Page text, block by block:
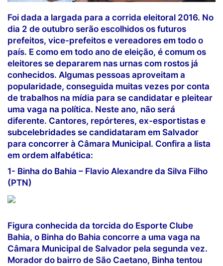
Foi dada a largada para a corrida eleitoral 2016. No
dia 2 de outubro serão escolhidos os futuros
prefeitos, vice-prefeitos e vereadores em todo o
país. E como em todo ano de eleição, é comum os
eleitores se depararem nas urnas com rostos já
conhecidos. Algumas pessoas aproveitam a
popularidade, conseguida muitas vezes por conta
de trabalhos na mídia para se candidatar e pleitear
uma vaga na política. Neste ano, não será
diferente. Cantores, repórteres, ex-esportistas e
subcelebridades se candidataram em Salvador
para concorrer à Câmara Municipal. Confira a lista
em ordem alfabética:
1- Binha do Bahia – Flavio Alexandre da Silva Filho
(PTN)
Figura conhecida da torcida do Esporte Clube
Bahia, o Binha do Bahia concorre a uma vaga na
Câmara Municipal de Salvador pela segunda vez.
Morador do bairro de São Caetano, Binha tentou